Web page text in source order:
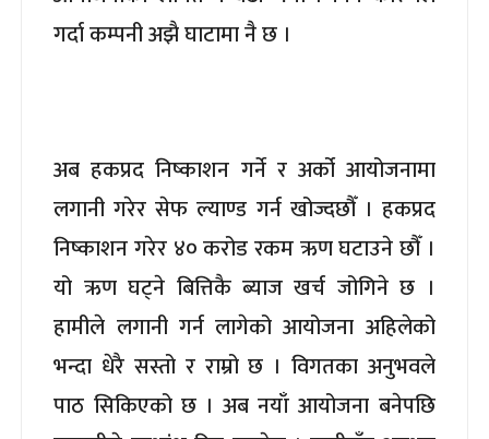
गर्दा कम्पनी अझै घाटामा नै छ ।
अब हकप्रद निष्काशन गर्ने र अर्को आयोजनामा
लगानी गरेर सेफ ल्याण्ड गर्न खोज्दछौँ । हकप्रद
निष्काशन गरेर ४० करोड रकम ऋण घटाउने छौँ ।
यो ऋण घट्ने बित्तिकै ब्याज खर्च जोगिने छ ।
हामीले लगानी गर्न लागेको आयोजना अहिलेको
भन्दा धेरै सस्तो र राम्रो छ । विगतका अनुभवले
पाठ सिकिएको छ । अब नयाँ आयोजना बनेपछि